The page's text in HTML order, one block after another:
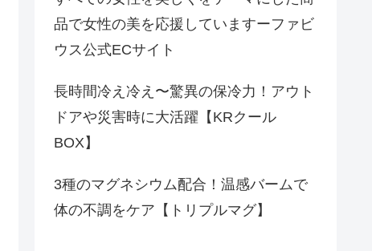
品で女性の美を応援していますーファビ
ウス公式ECサイト
長時間冷え冷え〜驚異の保冷力！アウト
ドアや災害時に大活躍【KRクール
BOX】
3種のマグネシウム配合！温感バームで
体の不調をケア【トリプルマグ】